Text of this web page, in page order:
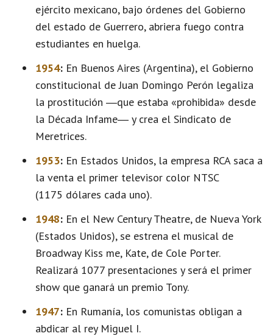
ejército mexicano, bajo órdenes del Gobierno
del estado de Guerrero, abriera fuego contra
estudiantes en huelga.
1954: En Buenos Aires (Argentina), el Gobierno
constitucional de Juan Domingo Perón legaliza
la prostitución ―que estaba «prohibida» desde
la Década Infame― y crea el Sindicato de
Meretrices.
1953: En Estados Unidos, la empresa RCA saca a
la venta el primer televisor color NTSC
(1175 dólares cada uno).
1948: En el New Century Theatre, de Nueva York
(Estados Unidos), se estrena el musical de
Broadway Kiss me, Kate, de Cole Porter.
Realizará 1077 presentaciones y será el primer
show que ganará un premio Tony.
1947: En Rumanía, los comunistas obligan a
abdicar al rey Miguel I.